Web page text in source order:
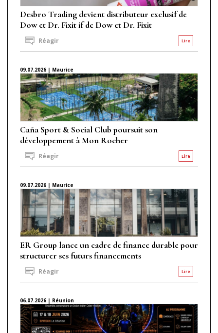
Desbro Trading devient distributeur exclusif de
Dow et Dr. Fixit if de Dow et Dr. Fixit
Lire
Réagir
09.07.2026 | Maurice
Caña Sport & Social Club poursuit son
développement à Mon Rocher
Lire
Réagir
09.07.2026 | Maurice
ER Group lance un cadre de finance durable pour
structurer ses futurs financements
Lire
Réagir
06.07.2026 | Réunion